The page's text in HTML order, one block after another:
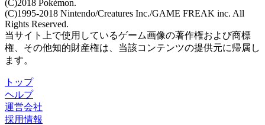
(C)2018 Pokémon.
(C)1995-2018 Nintendo/Creatures Inc./GAME FREAK inc. All
Rights Reserved.
当サイト上で使用しているゲーム画像の著作権および商標
権、その他知的財産権は、当該コンテンツの提供元に帰属し
ます。
トップ
ヘルプ
運営会社
採用情報